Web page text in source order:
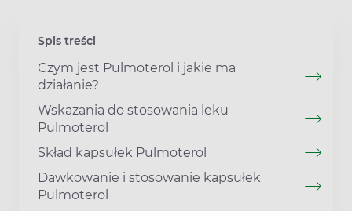
Spis treści
Czym jest Pulmoterol i jakie ma
działanie?
Wskazania do stosowania leku
Pulmoterol
Skład kapsułek Pulmoterol
Dawkowanie i stosowanie kapsułek
Pulmoterol